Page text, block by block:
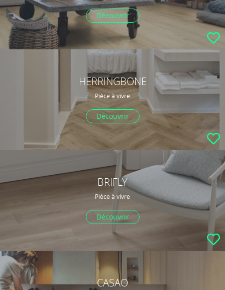
Découvrir
HERRINGBONE
Pièce à vivre
Découvrir
BRIFLY
Pièce à vivre
Découvrir
CASAO